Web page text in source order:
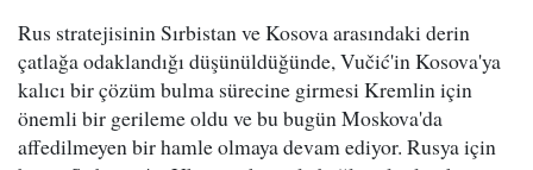
Rus stratejisinin Sırbistan ve Kosova arasındaki derin
çatlağa odaklandığı düşünüldüğünde, Vučić'in Kosova'ya
kalıcı bir çözüm bulma sürecine girmesi Kremlin için
önemli bir gerileme oldu ve bu bugün Moskova'da
affedilmeyen bir hamle olmaya devam ediyor. Rusya için